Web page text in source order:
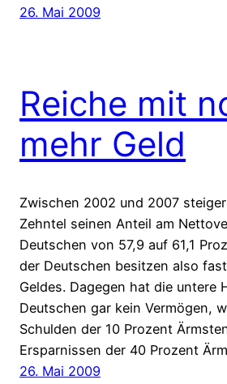
26. Mai 2009
Reiche mit
mehr Geld
Zwischen 2002 und 2007
Zehntel seinen Anteil am
Deutschen von 57,9 auf 61,1
der Deutschen besitzen also
Geldes. Dagegen hat die untere
Deutschen gar kein Vermögen,
Schulden der 10 Prozent
Ersparnissen der 40 Prozent
26. Mai 2009